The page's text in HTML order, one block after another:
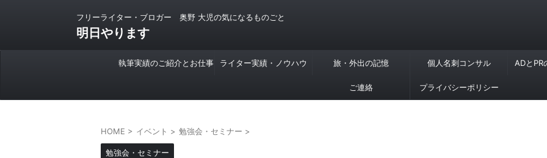
フリーライター・ブロガー 奥野 大児の気になるものごと
明日やります
執筆実績のご紹介とお仕事 ライター実績・ノウハウ 旅・外出の記憶 個人名刺コンサル ADとPR
ご連絡 プライバシーポリシー
HOME > イベント > 勉強会・セミナー >
勉強会・セミナー